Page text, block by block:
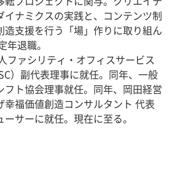
イナミクスの実践と、コンテンツ制
支援を行う「場」作りに取り組ん
退職。
ファシリティ・オフィスサービス
）副代表理事に就任。同年、一般
ト協会理事就任。同年、岡田経営
福価値創造コンサルタント 代表
サーに就任。現在に至る。